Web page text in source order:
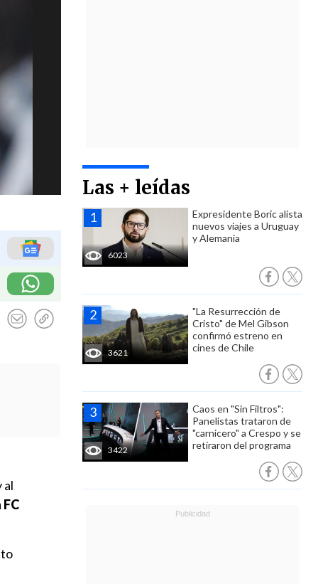
Las + leídas
6023
Expresidente Boric alista
nuevos viajes a Uruguay
y Alemania
3621
"La Resurrección de
Cristo" de Mel Gibson
confirmó estreno en
cines de Chile
3422
Caos en "Sin Filtros":
Panelistas trataron de
"carnicero" a Crespo y se
retiraron del programa
al